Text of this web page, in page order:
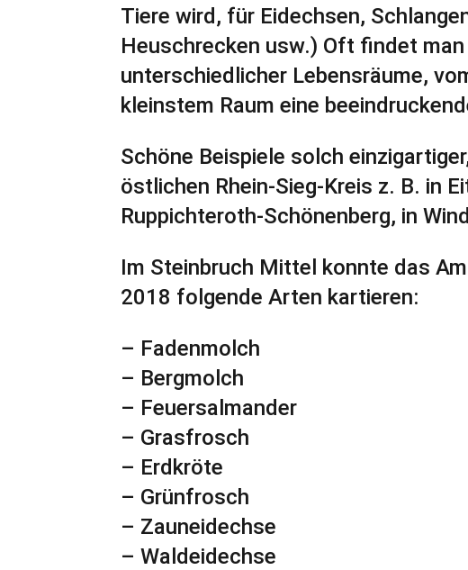
Tiere wird, für Eidechsen,
Heuschrecken usw.) Oft findet
unterschiedlicher Lebensräume,
kleinstem Raum eine
Schöne Beispiele solch
östlichen Rhein-Sieg-Kreis z. B. in
Ruppichteroth-Schönenberg, in
Im Steinbruch Mittel konnte das
2018 folgende Arten kartieren:
– Fadenmolch
– Bergmolch
– Feuersalmander
– Grasfrosch
– Erdkröte
– Grünfrosch
– Zauneidechse
– Waldeidechse